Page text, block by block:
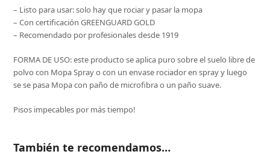
– Listo para usar: solo hay que rociar y pasar la mopa
– Con certificación GREENGUARD GOLD
– Recomendado por profesionales desde 1919
FORMA DE USO: este producto se aplica puro sobre el suelo libre de
polvo con Mopa Spray o con un envase rociador en spray y luego
se se pasa Mopa con paño de microfibra o un paño suave.
Pisos impecables por más tiempo!
También te recomendamos…